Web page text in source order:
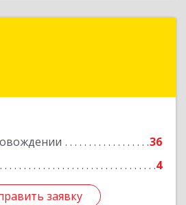
36
4
заявку
обл, Петушинский р-н,
заявку